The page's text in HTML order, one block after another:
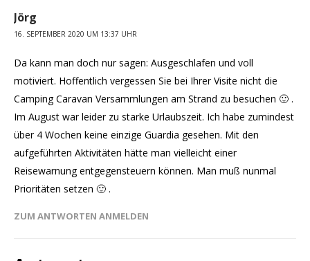
Jörg
16. SEPTEMBER 2020 UM 13:37 UHR
Da kann man doch nur sagen: Ausgeschlafen und voll
motiviert. Hoffentlich vergessen Sie bei Ihrer Visite nicht die
Camping Caravan Versammlungen am Strand zu besuchen 🙂 .
Im August war leider zu starke Urlaubszeit. Ich habe zumindest
über 4 Wochen keine einzige Guardia gesehen. Mit den
aufgeführten Aktivitäten hätte man vielleicht einer
Reisewarnung entgegensteuern können. Man muß nunmal
Prioritäten setzen 🙂 .
ZUM ANTWORTEN ANMELDEN